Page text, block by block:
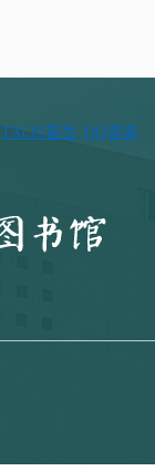
TALIS首页 QQ咨询